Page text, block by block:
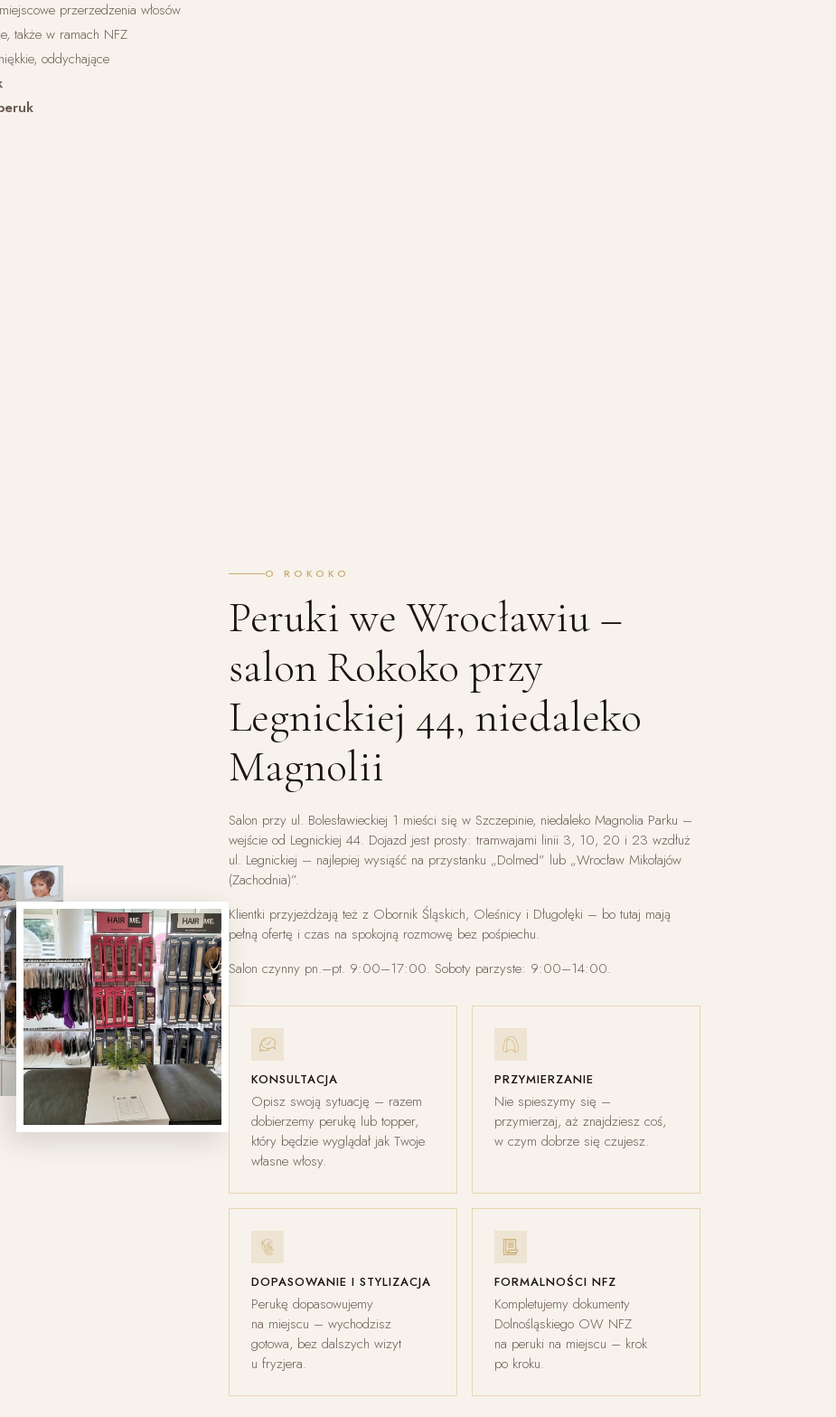
przerzedzenia włosów
także w ramach NFZ
oddychające
O ROKOKO
Peruki we Wrocławiu –
salon Rokoko przy
Legnickiej 44, niedaleko
Magnolii
Salon przy ul. Bolesławieckiej 1 mieści się w Szczepinie, niedaleko Magnolia Parku –
wejście od Legnickiej 44. Dojazd jest prosty: tramwajami linii 3, 10, 20 i 23 wzdłuż
ul. Legnickiej – najlepiej wysiąść na przystanku „Dolmed” lub „Wrocław Mikołajów
(Zachodnia)”.
Klientki przyjeżdżają też z Obornik Śląskich, Oleśnicy i Długołęki – bo tutaj mają
pełną ofertę i czas na spokojną rozmowę bez pośpiechu.
Salon czynny pn.–pt. 9:00–17:00. Soboty parzyste: 9:00–14:00.
KONSULTACJA
Opisz swoją sytuację – razem
dobierzemy perukę lub topper,
który będzie wyglądał jak Twoje
własne włosy.
PRZYMIERZANIE
Nie spieszymy się –
przymierzaj, aż znajdziesz coś,
w czym dobrze się czujesz.
DOPASOWANIE I STYLIZACJA
Perukę dopasowujemy
na miejscu – wychodzisz
gotowa, bez dalszych wizyt
u fryzjera.
FORMALNOŚCI NFZ
Kompletujemy dokumenty
Dolnośląskiego OW NFZ
na peruki na miejscu – krok
po kroku.